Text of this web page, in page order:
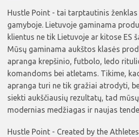
Hustle Point - tai tarptautinis
gamyboje. Lietuvoje gaminama
klientus ne tik Lietuvoje ar kitose ES
Mūsų gaminama aukštos klasės
apranga krepšinio, futbolo, ledo
komandoms bei atletams. Tikime,
apranga turi ne tik gražiai atrodyti,
siekti aukščiausių rezultatų, tad
modernias medžiagas ir naujas
Hustle Point - Created by the